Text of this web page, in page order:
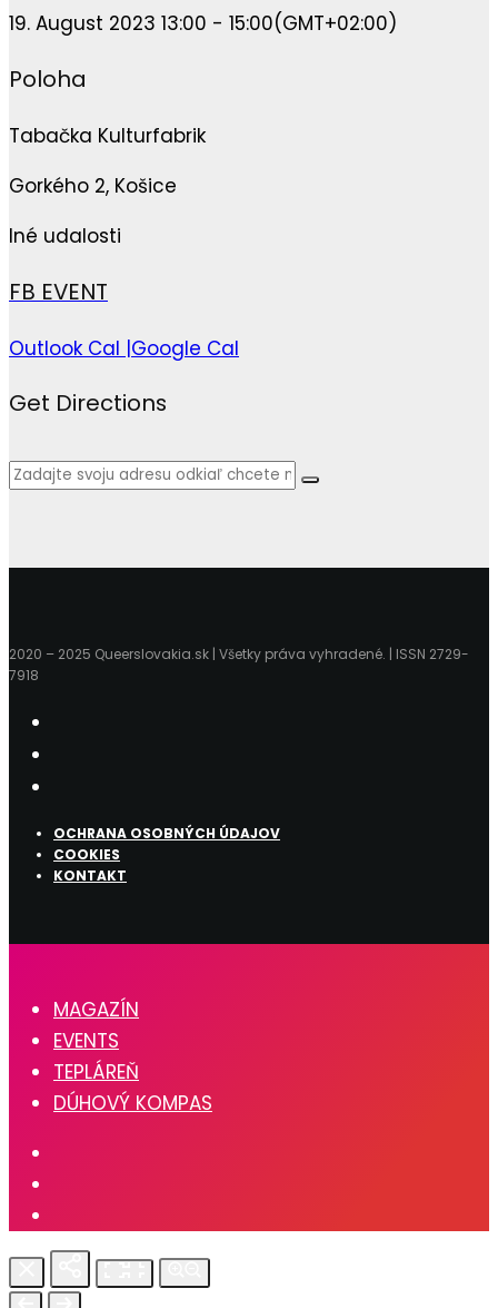
19. August 2023 13:00 - 15:00(GMT+02:00)
Poloha
Tabačka Kulturfabrik
Gorkého 2, Košice
Iné udalosti
FB EVENT
Outlook Cal |Google Cal
Get Directions
2020 – 2025 Queerslovakia.sk | Všetky práva vyhradené. | ISSN 2729-
7918
OCHRANA OSOBNÝCH ÚDAJOV
COOKIES
KONTAKT
MAGAZÍN
EVENTS
TEPLÁREŇ
DÚHOVÝ KOMPAS